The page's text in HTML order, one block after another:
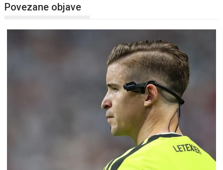
Povezane objave